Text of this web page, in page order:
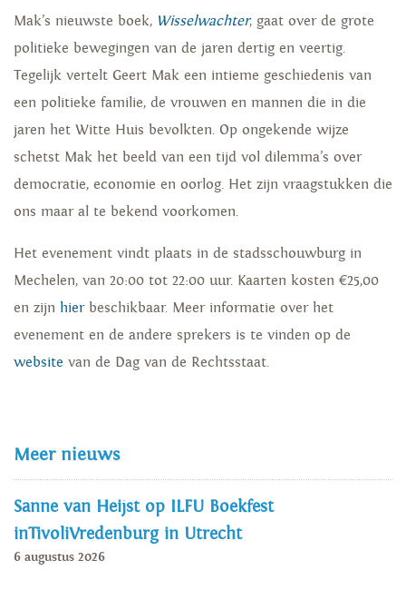
Mak’s nieuwste boek, Wisselwachter, gaat over de grote
politieke bewegingen van de jaren dertig en veertig.
Tegelijk vertelt Geert Mak een intieme geschiedenis van
een politieke familie, de vrouwen en mannen die in die
jaren het Witte Huis bevolkten. Op ongekende wijze
schetst Mak het beeld van een tijd vol dilemma’s over
democratie, economie en oorlog. Het zijn vraagstukken die
ons maar al te bekend voorkomen.
Het evenement vindt plaats in de stadsschouwburg in
Mechelen, van 20:00 tot 22:00 uur. Kaarten kosten €25,00
en zijn hierbeschikbaar. Meer informatie over het
evenement en de andere sprekers is te vinden op de
website van de Dag van de Rechtsstaat.
Meer nieuws
Sanne van Heijst op ILFU Boekfest
inTivoliVredenburg in Utrecht
6 augustus 2026